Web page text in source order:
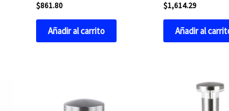
$861.80
Añadir al carrito
$1,614.29
Añadir al